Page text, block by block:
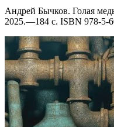
Андрей Бычков. Голая
2025.—184 с. ISBN 978-5-